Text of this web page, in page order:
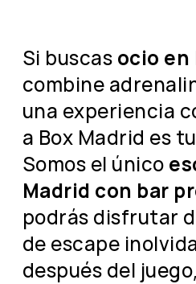
Si buscas ocio en
combine
una experiencia
a Box Madrid es
Somos el único
Madrid con bar
podrás disfrutar
de escape
después del